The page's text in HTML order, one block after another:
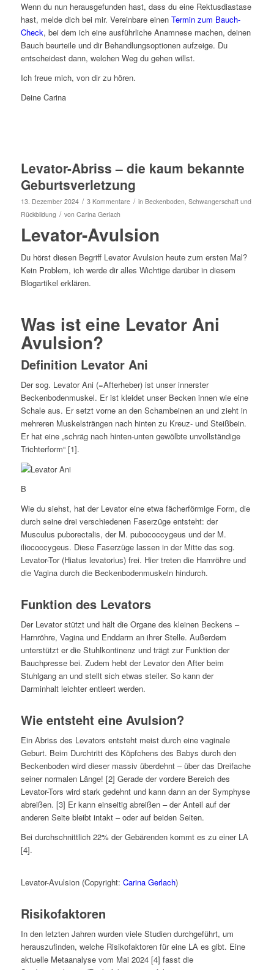
Wenn du nun herausgefunden hast, dass du eine Rektusdiastase
hast, melde dich bei mir. Vereinbare einen Termin zum Bauch-
Check, bei dem ich eine ausführliche Anamnese machen, deinen
Bauch beurteile und dir Behandlungsoptionen aufzeige. Du
entscheidest dann, welchen Weg du gehen willst.
Ich freue mich, von dir zu hören.
Deine Carina
Levator-Abriss – die kaum bekannte
Geburtsverletzung
13. Dezember 2024 / 3 Kommentare / in Beckenboden, Schwangerschaft und
Rückbildung / von Carina Gerlach
Levator-Avulsion
Du hörst diesen Begriff Levator Avulsion heute zum ersten Mal?
Kein Problem, ich werde dir alles Wichtige darüber in diesem
Blogartikel erklären.
Was ist eine Levator Ani
Avulsion?
Definition Levator Ani
Der sog. Levator Ani (=Afterheber) ist unser innerster
Beckenbodenmuskel. Er ist kleidet unser Becken innen wie eine
Schale aus. Er setzt vorne an den Schambeinen an und zieht in
mehreren Muskelsträngen nach hinten zu Kreuz- und Steißbein.
Er hat eine „schräg nach hinten-unten gewölbte unvollständige
Trichterform“ [1].
B
Wie du siehst, hat der Levator eine etwa fächerförmige Form, die
durch seine drei verschiedenen Faserzüge entsteht: der
Musculus puborectalis, der M. pubococcygeus und der M.
iliococcygeus. Diese Faserzüge lassen in der Mitte das sog.
Levator-Tor (Hiatus levatorius) frei. Hier treten die Harnröhre und
die Vagina durch die Beckenbodenmuskeln hindurch.
Funktion des Levators
Der Levator stützt und hält die Organe des kleinen Beckens –
Harnröhre, Vagina und Enddarm an ihrer Stelle. Außerdem
unterstützt er die Stuhlkontinenz und trägt zur Funktion der
Bauchpresse bei. Zudem hebt der Levator den After beim
Stuhlgang an und stellt sich etwas steiler. So kann der
Darminhalt leichter entleert werden.
Wie entsteht eine Avulsion?
Ein Abriss des Levators entsteht meist durch eine vaginale
Geburt. Beim Durchtritt des Köpfchens des Babys durch den
Beckenboden wird dieser massiv überdehnt – über das Dreifache
seiner normalen Länge! [2] Gerade der vordere Bereich des
Levator-Tors wird stark gedehnt und kann dann an der Symphyse
abreißen. [3] Er kann einseitig abreißen – der Anteil auf der
anderen Seite bleibt intakt – oder auf beiden Seiten.
Bei durchschnittlich 22% der Gebärenden kommt es zu einer LA
[4].
Levator-Avulsion (Copyright: Carina Gerlach)
Risikofaktoren
In den letzten Jahren wurden viele Studien durchgeführt, um
herauszufinden, welche Risikofaktoren für eine LA es gibt. Eine
aktuelle Metaanalyse vom Mai 2024 [4] fasst die